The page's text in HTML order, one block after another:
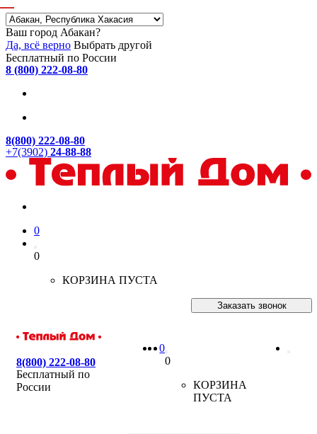
Ваш город Абакан?
Да, всё верно Выбрать другой
Бесплатный по России
8 (800) 222-08-80
8(800) 222-08-80
+7(3902) 24-88-88
0
0
КОРЗИНА ПУСТА
Заказать звонок
8(800) 222-08-80
Бесплатный по
России
0
0
КОРЗИНА
ПУСТА